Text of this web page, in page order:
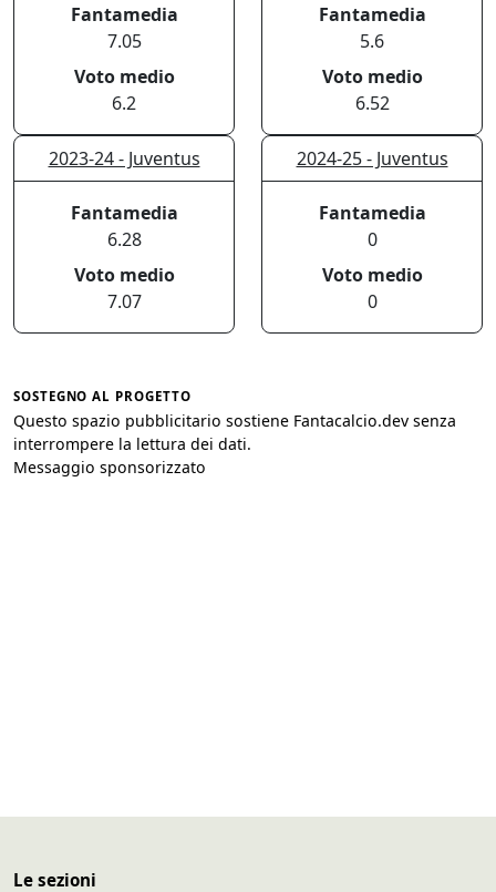
Fantamedia
7.05
Voto medio
6.2
Fantamedia
5.6
Voto medio
6.52
2023-24 - Juventus
Fantamedia
6.28
Voto medio
7.07
2024-25 - Juventus
Fantamedia
0
Voto medio
0
SOSTEGNO AL PROGETTO
Questo spazio pubblicitario sostiene Fantacalcio.dev senza
interrompere la lettura dei dati.
Messaggio sponsorizzato
Le sezioni